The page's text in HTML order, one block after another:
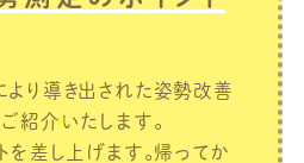
り導き出された姿勢改善
紹介いたします。
を差し上げます。帰ってか